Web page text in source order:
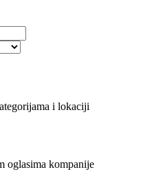
i lokaciji
oglasima kompanije